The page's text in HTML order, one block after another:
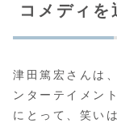
コメディを
津田篤宏さんは
ンターテイメン
にとって、笑い